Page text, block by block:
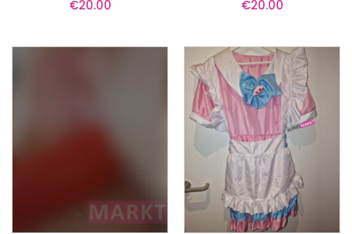
€20.00 €20.00